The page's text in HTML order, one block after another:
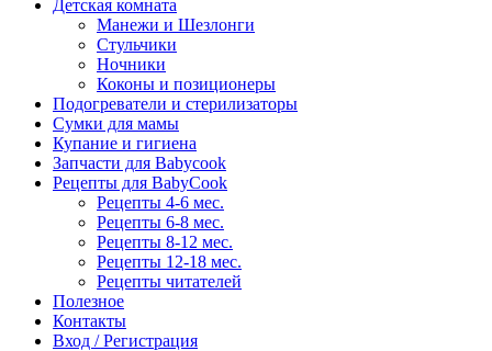
Детская комната
Манежи и Шезлонги
Стульчики
Ночники
Коконы и позиционеры
Подогреватели и стерилизаторы
Сумки для мамы
Купание и гигиена
Запчасти для Babycook
Рецепты для BabyCook
Рецепты 4-6 мес.
Рецепты 6-8 мес.
Рецепты 8-12 мес.
Рецепты 12-18 мес.
Рецепты читателей
Полезное
Контакты
Вход / Регистрация